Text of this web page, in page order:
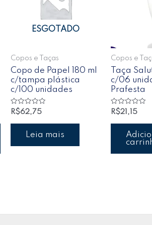
ESGOTADO
Copos e Taças
Copo de Papel 180 ml
c/tampa plástica
c/100 unidades
Avaliação
de
R$62,75
Leia mais
Copos e
Taça
c/06
Prafesta
Avaliação
de
R$21,15